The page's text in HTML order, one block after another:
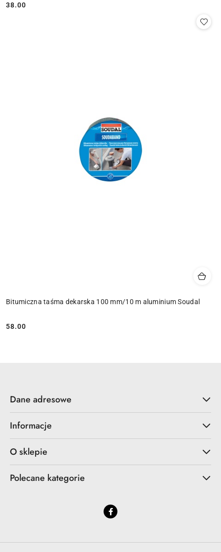
Cena:
38.00
Bitumiczna taśma dekarska 100 mm/10 m aluminium Soudal
Cena:
58.00
Dane adresowe
Informacje
O sklepie
Polecane kategorie